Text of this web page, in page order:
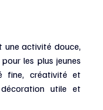
une activité douce,
les plus jeunes
fine, créativité et
utile et